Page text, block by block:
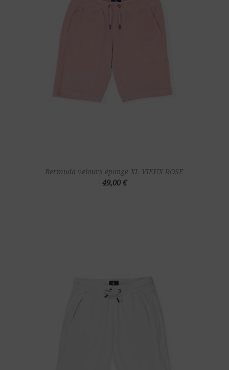
Bermuda velours éponge XL VIEUX ROSE
49,00 €